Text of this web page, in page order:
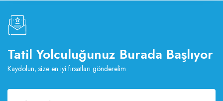
Tatil Yolculuğunuz Burada Başlıyor
Kaydolun, size en iyi fırsatları gönderelim